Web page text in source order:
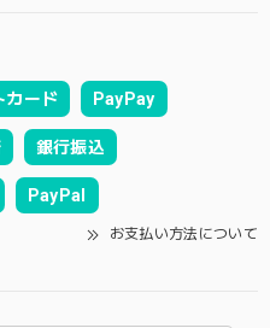
カード PayPay
銀行振込
PayPal
お支払い方法について